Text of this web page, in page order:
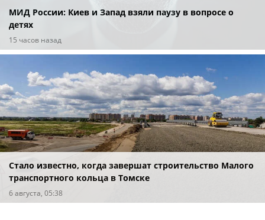
МИД России: Киев и Запад взяли паузу в вопросе о
детях
15 часов назад
Стало известно, когда завершат строительство Малого
транспортного кольца в Томске
6 августа, 05:38